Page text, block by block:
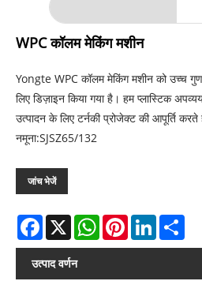
WPC कॉलम मेकिंग मशीन
Yongte WPC कॉलम मेकिंग मशीन को उच्च
लिए डिज़ाइन किया गया है। हम प्लास्टिक
उत्पादन के लिए टर्नकी प्रोजेक्ट की आपूर्ति करते
नमूना:SJSZ65/132
जांच भेजें
Facebook
X WhatsAppPinterestLinkedIn
उत्पाद वर्णन